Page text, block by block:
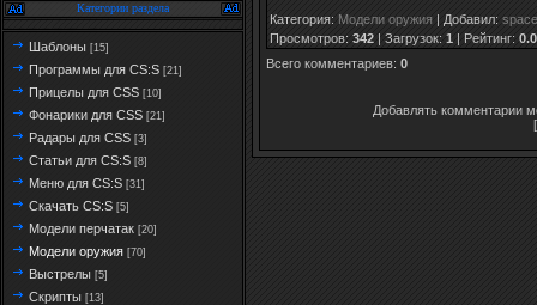
Категории раздела
Шаблоны [15]
Программы для CS:S [21]
Прицелы для CSS [10]
Фонарики для CSS [21]
Радары для CSS [3]
Статьи для CS:S [8]
Меню для CS:S [31]
Скачать CS:S [5]
Модели перчатак [20]
Модели оружия [70]
Выстрелы [5]
Скрипты [13]
Категория: Модели оружия | Добавил: space
Просмотров: 342 | Загрузок: 1 | Рейтинг: 0.0
Всего комментариев: 0
Добавлять комментарии